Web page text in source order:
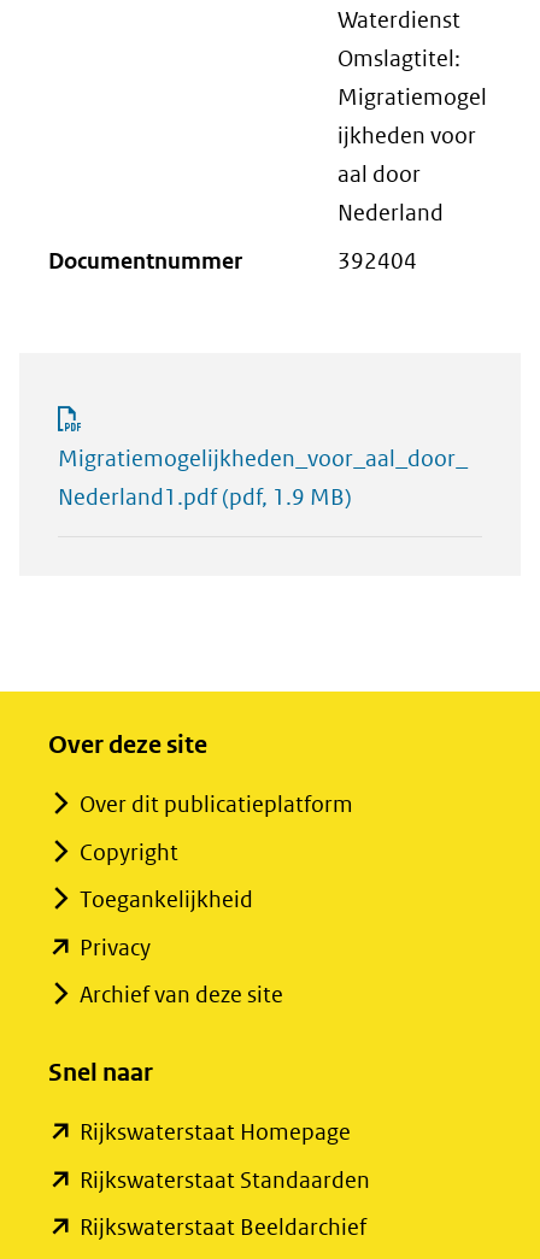
Waterdienst
Omslagtitel:
Migratiemogel
ijkheden voor
aal door
Nederland
Documentnummer
392404
Migratiemogelijkheden_voor_aal_door_
Nederland1.pdf(pdf, 1.9 MB)
Over deze site
Over dit publicatieplatform
Copyright
Toegankelijkheid
Privacy(opent
in
venster)
naar
een
andere
Archief van deze site
Snel naar
Rijkswaterstaat Homepage
in
Rijkswaterstaat Standaarden
Rijkswaterstaat Beeldarchief(opent